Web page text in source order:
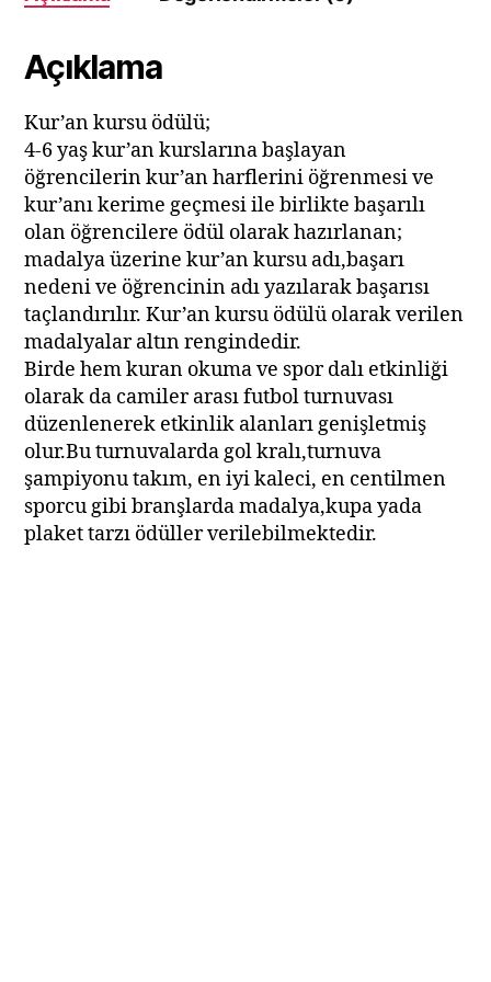
k
Açıklama
Kur’an kursu ödülü;
4-6 yaş kur’an kurslarına başlayan
öğrencilerin kur’an harflerini öğrenmesi ve
kur’anı kerime geçmesi ile birlikte başarılı
olan öğrencilere ödül olarak hazırlanan;
madalya üzerine kur’an kursu adı,başarı
nedeni ve öğrencinin adı yazılarak başarısı
taçlandırılır. Kur’an kursu ödülü olarak verilen
madalyalar altın rengindedir.
Birde hem kuran okuma ve spor dalı etkinliği
olarak da camiler arası futbol turnuvası
düzenlenerek etkinlik alanları genişletmiş
olur.Bu turnuvalarda gol kralı,turnuva
şampiyonu takım, en iyi kaleci, en centilmen
sporcu gibi branşlarda madalya,kupa yada
plaket tarzı ödüller verilebilmektedir.